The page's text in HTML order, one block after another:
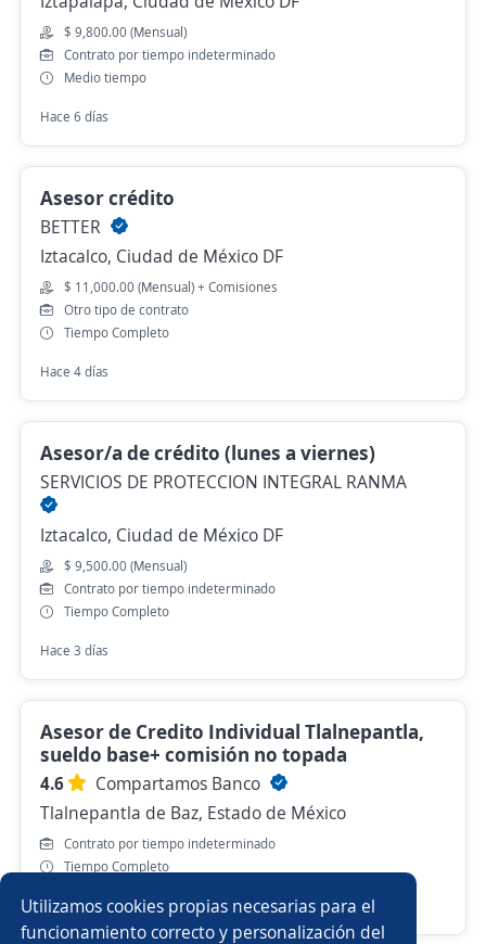
Utilizamos cookies propias necesarias para el
funcionamiento correcto y personalización del
$ 9,800.00 (Mensual)
Contrato por tiempo indeterminado
Medio tiempo
Hace 6 días
Asesor crédito
BETTER
Iztacalco, Ciudad de México DF
$ 11,000.00 (Mensual) + Comisiones
Otro tipo de contrato
Tiempo Completo
Hace 4 días
Asesor/a de crédito (lunes a viernes)
SERVICIOS DE PROTECCION INTEGRAL RANMA
Iztacalco, Ciudad de México DF
$ 9,500.00 (Mensual)
Contrato por tiempo indeterminado
Tiempo Completo
Hace 3 días
Asesor de Credito Individual Tlalnepantla,
sueldo base+ comisión no topada
4.6
Compartamos Banco
Tlalnepantla de Baz, Estado de México
Contrato por tiempo indeterminado
Tiempo Completo
Hace 1 hora